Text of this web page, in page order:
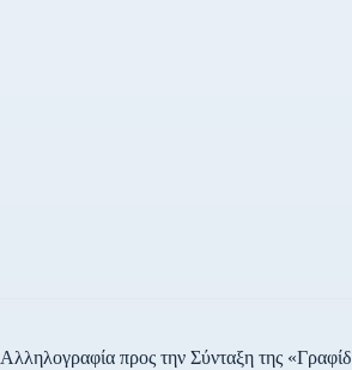
Αλληλογραφία προς την Σύνταξη της